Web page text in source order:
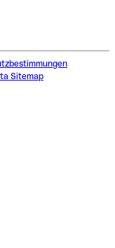
Sitemap